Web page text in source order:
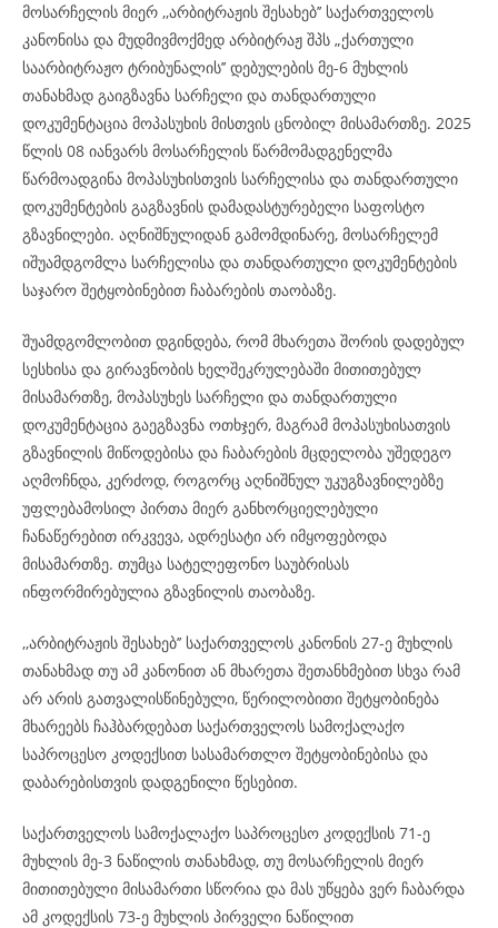
მოსარჩელის მიერ ,,არბიტრაჟის შესახებ’’ საქართველოს
კანონისა და მუდმივმოქმედ არბიტრაჟ შპს „ქართული
საარბიტრაჟო ტრიბუნალის’’ დებულების მე-6 მუხლის
თანახმად გაიგზავნა სარჩელი და თანდართული
დოკუმენტაცია მოპასუხის მისთვის ცნობილ მისამართზე. 2025
წლის 08 იანვარს მოსარჩელის წარმომადგენელმა
წარმოადგინა მოპასუხისთვის სარჩელისა და თანდართული
დოკუმენტების გაგზავნის დამადასტურებელი საფოსტო
გზავნილები. აღნიშნულიდან გამომდინარე, მოსარჩელემ
იშუამდგომლა სარჩელისა და თანდართული დოკუმენტების
საჯარო შეტყობინებით ჩაბარების თაობაზე.
შუამდგომლობით დგინდება, რომ მხარეთა შორის დადებულ
სესხისა და გირავნობის ხელშეკრულებაში მითითებულ
მისამართზე, მოპასუხეს სარჩელი და თანდართული
დოკუმენტაცია გაეგზავნა ოთხჯერ, მაგრამ მოპასუხისათვის
გზავნილის მიწოდებისა და ჩაბარების მცდელობა უშედეგო
აღმოჩნდა, კერძოდ, როგორც აღნიშნულ უკუგზავნილებზე
უფლებამოსილ პირთა მიერ განხორციელებული
ჩანაწერებით ირკვევა, ადრესატი არ იმყოფებოდა
მისამართზე. თუმცა სატელეფონო საუბრისას
ინფორმირებულია გზავნილის თაობაზე.
,,არბიტრაჟის შესახებ’’ საქართველოს კანონის 27-ე მუხლის
თანახმად თუ ამ კანონით ან მხარეთა შეთანხმებით სხვა რამ
არ არის გათვალისწინებული, წერილობითი შეტყობინება
მხარეებს ჩაჰბარდებათ საქართველოს სამოქალაქო
საპროცესო კოდექსით სასამართლო შეტყობინებისა და
დაბარებისთვის დადგენილი წესებით.
საქართველოს სამოქალაქო საპროცესო კოდექსის 71-ე
მუხლის მე-3 ნაწილის თანახმად, თუ მოსარჩელის მიერ
მითითებული მისამართი სწორია და მას უწყება ვერ ჩაბარდა
ამ კოდექსის 73-ე მუხლის პირველი ნაწილით